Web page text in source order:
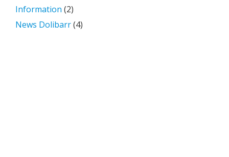
Information (2)
News Dolibarr(4)